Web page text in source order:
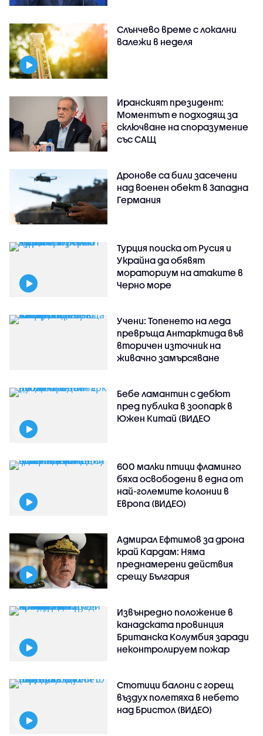
Слънчево време с локални
валежи в неделя
Иранският президент:
Моментът е подходящ за
сключване на споразумение
със САЩ
Дронове са били засечени
над военен обект в Западна
Германия
Турция поиска от Русия и
Украйна да обявят
мораториум на атаките в
Черно море
Учени: Топенето на леда
превръща Антарктида във
вторичен източник на
живачно замърсяване
Бебе ламантин с дебют
пред публика в зоопарк в
Южен Китай (ВИДЕО
600 малки птици фламинго
бяха освободени в една от
най-големите колонии в
Европа (ВИДЕО)
Адмирал Ефтимов за дрона
край Кардам: Няма
преднамерени действия
срещу България
Извънредно положение в
канадската провинция
Британска Колумбия заради
неконтролируем пожар
Стотици балони с горещ
въздух полетяха в небето
над Бристол (ВИДЕО)